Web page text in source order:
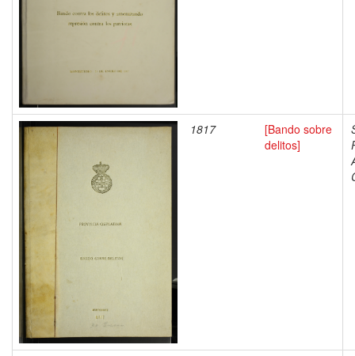
1817
[Bando sobre
delitos]